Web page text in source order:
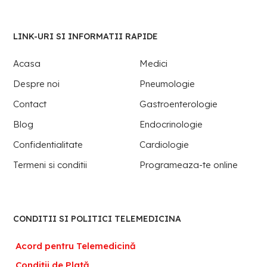
LINK-URI SI INFORMATII RAPIDE
Acasa
Medici
Despre noi
Pneumologie
Contact
Gastroenterologie
Blog
Endocrinologie
Confidentialitate
Cardiologie
Termeni si conditii
Programeaza-te online
CONDITII SI POLITICI TELEMEDICINA
Acord pentru Telemedicină